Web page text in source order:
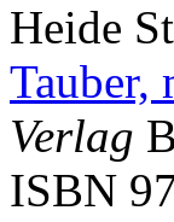
Heide
Tauber,
Verlag
ISBN